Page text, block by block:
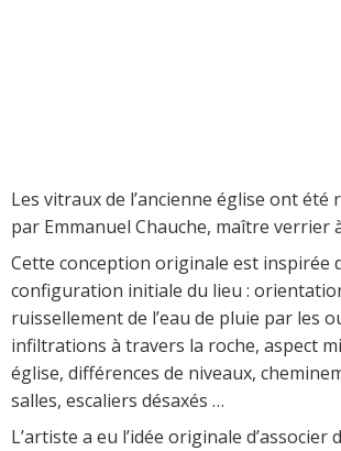
Les vitraux de l’ancienne église ont été
par Emmanuel Chauche, maître verrier
Cette conception originale est inspirée
configuration initiale du lieu :
ruissellement de l’eau de pluie par les
infiltrations à travers la roche, aspect
église, différences de niveaux,
salles, escaliers désaxés …
L’artiste a eu l’idée originale d’associer